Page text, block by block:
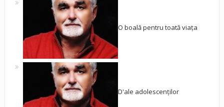
O boală pentru toată viața
D'ale adolescenților